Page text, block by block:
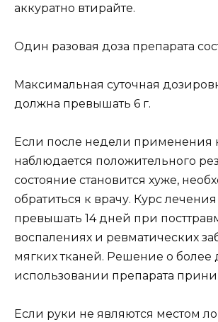
аккуратно втирайте.
Один разовая доза препарата
Максимальная суточная
должна превышать 6 г.
Если после недели применения
наблюдается положительного
состояние становится хуже,
обратиться к врачу. Курс
превышать 14 дней при
воспалениях и ревматических
мягких тканей. Решение о более
использовании препарата
Если руки не являются местом